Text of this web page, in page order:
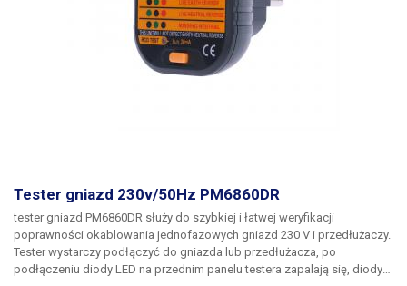
Tester gniazd 230v/50Hz PM6860DR
tester gniazd PM6860DR służy do szybkiej i łatwej weryfikacji
poprawności okablowania jednofazowych gniazd 230 V i przedłużaczy.
Tester wystarczy podłączyć do gniazda lub przedłużacza, po
podłączeniu diody LED na przednim panelu testera zapalają się, diody